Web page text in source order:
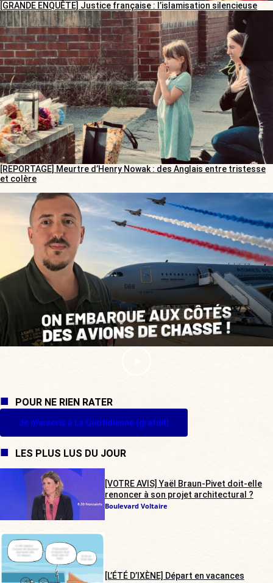
[GRANDE ENQUÊTE] Justice française : l’islamisation silencieuse
[REPORTAGE] Meurtre d’Henry Nowak : des Anglais entre tristesse
et colère
POUR NE RIEN RATER
Je m'inscris à La Quotidienne (gratuit)
LES PLUS LUS DU JOUR
[VOTRE AVIS] Yaël Braun-Pivet doit-elle
renoncer à son projet architectural ?
Boulevard Voltaire
[L’ÉTÉ D’IXÈNE] Départ en vacances